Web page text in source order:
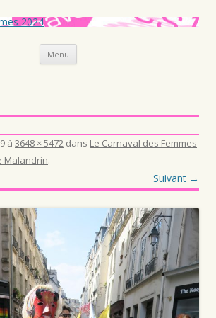
2024
Menu Aller au contenu principal
à 3648 × 5472 dans Le Carnaval des Femmes
Malandrin.
Suivant →